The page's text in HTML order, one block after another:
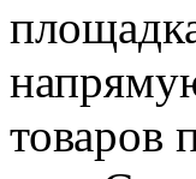
товаров